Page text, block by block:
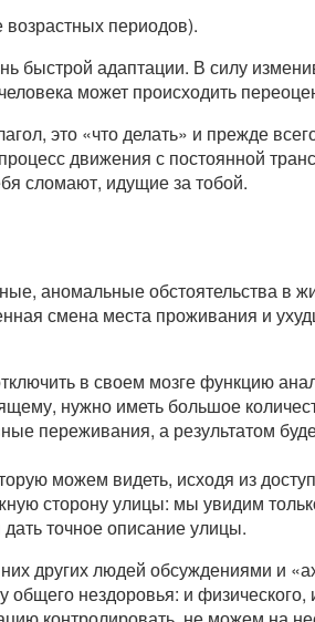
возрастных периодов).
быстрой адаптации. В силу
может происходить
это «что делать» и прежде
движения с постоянной
сломают, идущие за тобой.
аномальные обстоятельства в
смена места проживания и
в своем мозге функцию
нужно иметь большое
переживания, а результатом
можем видеть, исходя из
сторону улицы: мы увидим
точное описание улицы.
других людей обсуждениями и
нездоровья: и физического,